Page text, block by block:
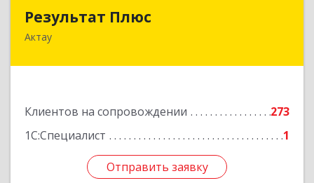
Результат Плюс
Актау
Клиентов на сопровождении
273
1С:Специалист
1
Отправить заявку
Республика Казахстан, Мангистауская область,
Отправить заявку